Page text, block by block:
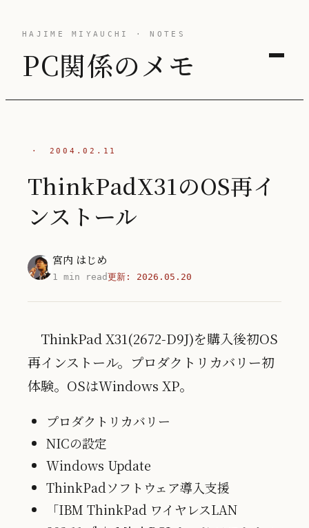
HAJIME MIYAUCHI · NOTES
PC関係のメモ
· 2004.02.11
ThinkPadX31のOS再イ
ンストール
宮内 はじめ
1 min read更新: 2026.05.20
ThinkPad X31(2672-D9J)を購入後初OS
再インストール。プロダクトリカバリー初
体験。OSはWindows XP。
プロダクトリカバリー
NICの設定
Windows Update
ThinkPadソフトウェア導入支援
「IBM ThinkPad ワイヤレスLAN